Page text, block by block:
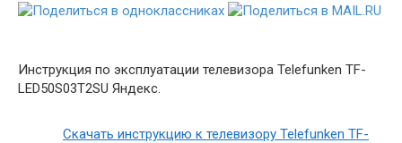
Инструкция по эксплуатации телевизора Telefunken TF-
LED50S03T2SU Яндекс.
Скачать инструкцию к телевизору Telefunken TF-